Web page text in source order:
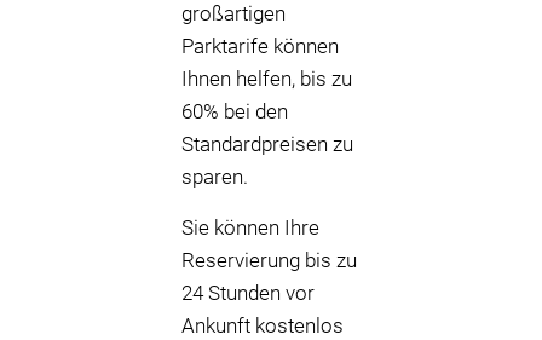
großartigen
Parktarife können
Ihnen helfen, bis zu
60% bei den
Standardpreisen zu
sparen.
Sie können Ihre
Reservierung bis zu
24 Stunden vor
Ankunft kostenlos